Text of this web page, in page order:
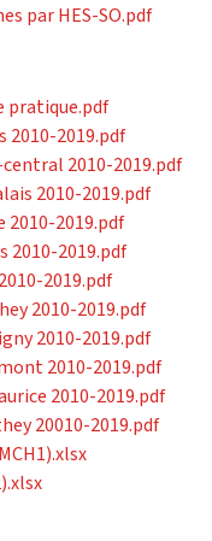
par HES-SO.pdf
pratique.pdf
2010-2019.pdf
2010-2019.pdf
2010-2019.pdf
2010-2019.pdf
2010-2019.pdf
2019.pdf
2010-2019.pdf
2010-2019.pdf
2010-2019.pdf
2010-2019.pdf
20010-2019.pdf